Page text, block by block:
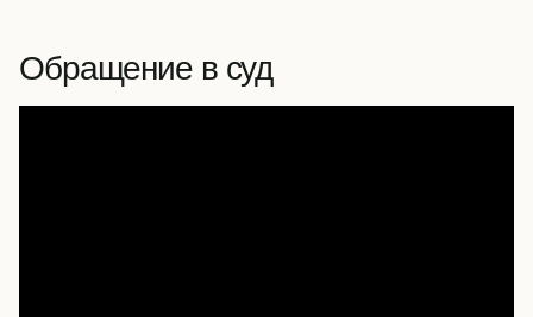
Обращение в суд